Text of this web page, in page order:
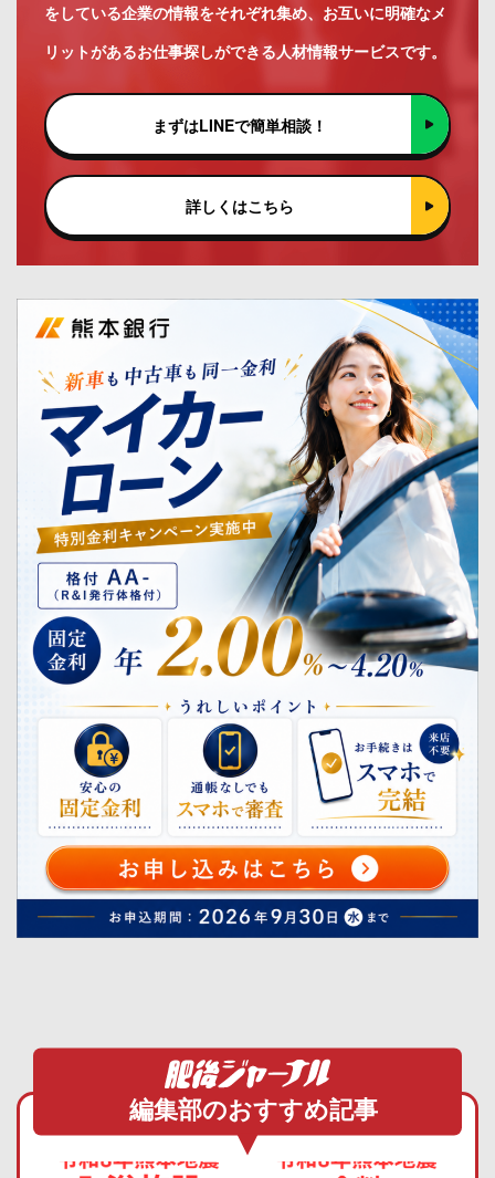
をしている企業の情報をそれぞれ集め、お互いに明確なメ
リットがあるお仕事探しができる人材情報サービスです。
まずはLINEで簡単相談！
詳しくはこちら
編集部のおすすめ記事